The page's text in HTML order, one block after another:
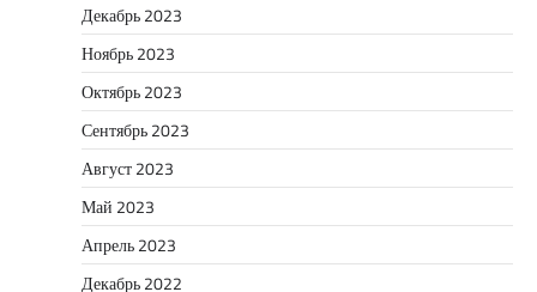
Декабрь 2023
Ноябрь 2023
Октябрь 2023
Сентябрь 2023
Август 2023
Май 2023
Апрель 2023
Декабрь 2022